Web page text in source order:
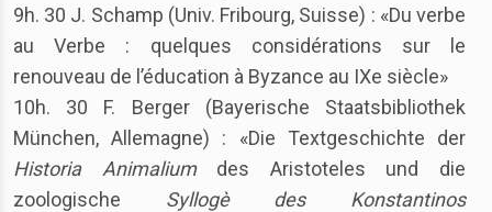
9h. 30 J. Schamp (Univ. Fribourg, Suisse) : «Du verbe
au Verbe : quelques considérations sur le
renouveau de l’éducation à Byzance au IXe siècle»
10h. 30 F. Berger (Bayerische Staatsbibliothek
München, Allemagne) : «Die Textgeschichte der
Historia Animaliumdes Aristoteles und die
zoologische Syllogè des Konstantinos